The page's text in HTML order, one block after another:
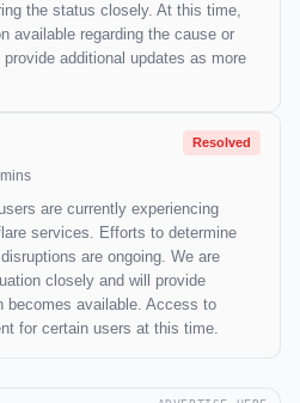
the status closely. At this time,
available regarding the cause or
additional updates as more
Resolved
are currently experiencing
services. Efforts to determine
are ongoing. We are
closely and will provide
becomes available. Access to
for certain users at this time.